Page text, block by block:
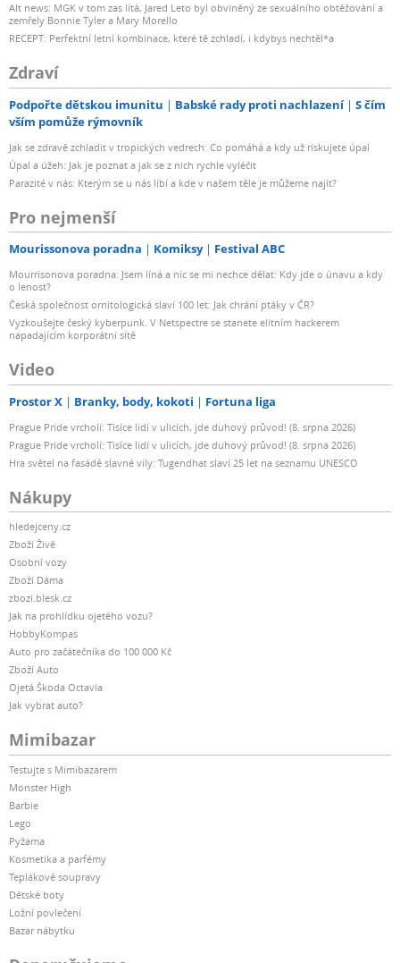
Alt news: MGK v tom zas lítá, Jared Leto byl obviněný ze sexuálního obtěžování a
zemřely Bonnie Tyler a Mary Morello
RECEPT: Perfektní letní kombinace, které tě zchladí, i kdybys nechtěl*a
Zdraví
Podpořte dětskou imunitu Babské rady proti nachlazení
S čím
vším pomůže rýmovník
Jak se zdravě zchladit v tropických vedrech: Co pomáhá a kdy už riskujete úpal
Úpal a úžeh: Jak je poznat a jak se z nich rychle vyléčit
Parazité v nás: Kterým se u nás líbí a kde v našem těle je můžeme najít?
Pro nejmenší
Mourissonova poradna Komiksy Festival ABC
Mourrisonova poradna: Jsem líná a nic se mi nechce dělat: Kdy jde o únavu a kdy
o lenost?
Česká společnost ornitologická slaví 100 let: Jak chrání ptáky v ČR?
Vyzkoušejte český kyberpunk. V Netspectre se stanete elitním hackerem
napadajícím korporátní sítě
Video
Prostor X Branky, body, kokoti Fortuna liga
Prague Pride vrcholí: Tisíce lidí v ulicích, jde duhový průvod! (8. srpna 2026)
Prague Pride vrcholí: Tisíce lidí v ulicích, jde duhový průvod! (8. srpna 2026)
Hra světel na fasádě slavné vily: Tugendhat slaví 25 let na seznamu UNESCO
Nákupy
hledejceny.cz
Zboží Živě
Osobní vozy
Zboží Dáma
zbozi.blesk.cz
Jak na prohlídku ojetého vozu?
HobbyKompas
Auto pro začátečníka do 100 000 Kč
Zboží Auto
Ojetá Škoda Octavia
Jak vybrat auto?
Mimibazar
Testujte s Mimibazarem
Monster High
Barbie
Lego
Pyžama
Kosmetika a parfémy
Teplákové soupravy
Dětské boty
Ložní povlečení
Bazar nábytku